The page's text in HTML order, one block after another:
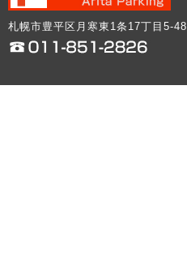
札幌市豊平区月寒東1条17丁目5-48